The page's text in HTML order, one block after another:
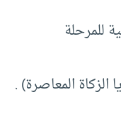
للمرحلة
المعاصرة) .